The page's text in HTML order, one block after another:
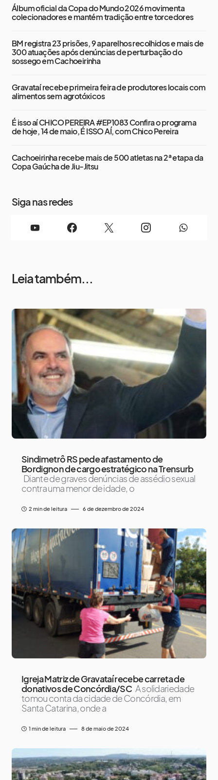
Álbum oficial da Copa do Mundo 2026 movimenta
colecionadores e mantém tradição entre torcedores
BM registra 23 prisões, 9 aparelhos recolhidos e mais de
300 atuações após denúncias de perturbação do
sossego em Cachoeirinha
Gravataí recebe primeira feira de produtores locais com
alimentos sem agrotóxicos
É isso aí CHICO PEREIRA #EP1083 Confira o programa
de hoje, 14 de maio, É ISSO AÍ, com Chico Pereira
Cachoeirinha recebe mais de 500 atletas na 2ª etapa da
Copa Gaúcha de Jiu-Jitsu
Siga nas redes
Leia também...
Sindimetrô RS pede afastamento de
Bordignon de cargo estratégico na Trensurb
Diante de graves denúncias de assédio sexual
contra uma menor de idade, o
2 min de leitura 6 de dezembro de 2024
Igreja Matriz de Gravataí recebe carreta de
donativos de Concórdia/SC A solidariedade
tomou conta da cidade de Concórdia, em
Santa Catarina, onde a
1 min de leitura 8 de maio de 2024